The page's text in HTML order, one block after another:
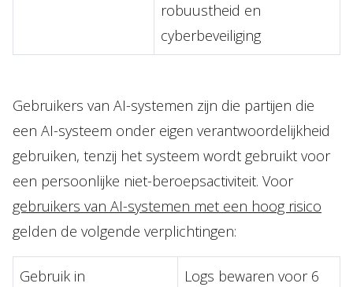
robuustheid en
cyberbeveiliging
Gebruikers van AI-systemen zijn die partijen die
een AI-systeem onder eigen verantwoordelijkheid
gebruiken, tenzij het systeem wordt gebruikt voor
een persoonlijke niet-beroepsactiviteit. Voor
gebruikers van AI-systemen met een hoog risico
gelden de volgende verplichtingen:
Gebruik in
Logs bewaren voor 6